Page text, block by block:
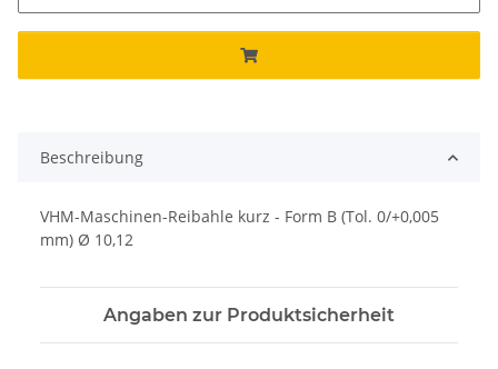
Beschreibung
VHM-Maschinen-Reibahle kurz - Form B (Tol. 0/+0,005
mm) Ø 10,12
Angaben zur Produktsicherheit